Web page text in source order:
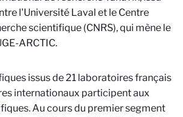
l'Université Laval et le Centre
scientifique (CNRS), qui mène le
ARCTIC.
issus de 21 laboratoires français
internationaux participent aux
Au cours du premier segment